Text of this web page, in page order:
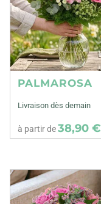
PALMAROSA
Livraison dès demain
à partir de38,90 €